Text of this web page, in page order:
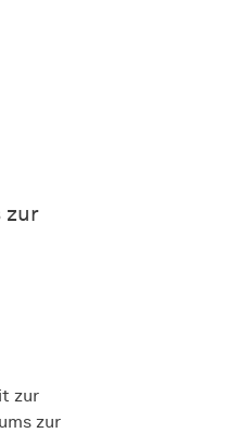
zur
zur
zur